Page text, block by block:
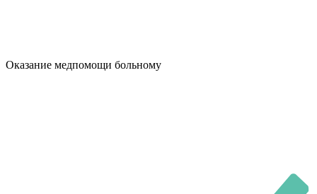
Оказание медпомощи больному